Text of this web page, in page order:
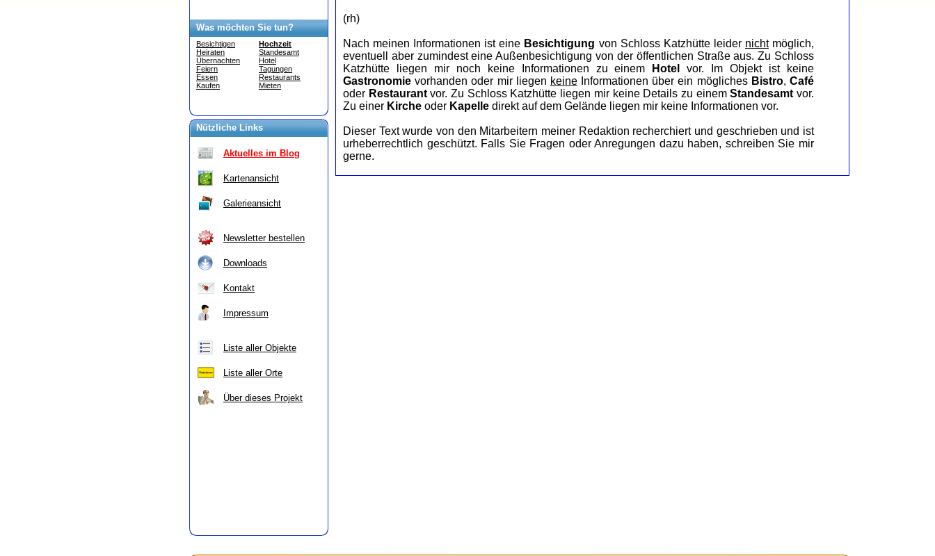
Was möchten Sie tun?
Besichtigen
Heiraten
Übernachten
Feiern
Essen
Kaufen
Hochzeit
Standesamt
Hotel
Tagungen
Restaurants
Mieten
Nützliche Links
Aktuelles im Blog
Kartenansicht
Galerieansicht
Newsletter bestellen
Downloads
Kontakt
Impressum
Liste aller Objekte
Liste aller Orte
Über dieses Projekt
(rh)
Nach meinen Informationen ist eine Besichtigung von Schloss Katzhütte leider nichtmöglich,
eventuell aber zumindest eine Außenbesichtigung von der öffentlichen Straße aus. Zu Schloss
Katzhütte liegen mir noch keine Informationen zu einem
Hotel
vor. Im Objekt ist keine
Gastronomie vorhanden oder mir liegen keineInformationen über ein mögliches Bistro,Café
oder Restaurantvor. Zu Schloss Katzhütte liegen mir keine Details zu einemStandesamt vor.
Zu einer Kirche oder Kapelle direkt auf dem Gelände liegen mir keine Informationen vor.
Dieser Text wurde von den Mitarbeitern meiner Redaktion recherchiert und geschrieben und ist
urheberrechtlich geschützt. Falls Sie Fragen oder Anregungen dazu haben, schreiben Sie mir
gerne.